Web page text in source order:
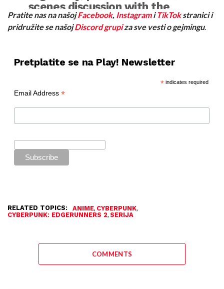
scenes discussion with the
creators bringing it to life.
featuring Director Kai Ikarashi,
Showrunner Bartosz…
pic.twitter.com/ESFZ8qvkOY
— Cyberpunk: Edgerunners
(@edgerunners)May 25, 2026
Pratite nas na našojFacebook, InstagramiTikTokstranici i
pridružite se našojDiscord grupiza sve vesti o gejmingu.
Pretplatite se na Play! Newsletter
*indicates required
Email Address *
RELATED TOPICS: ANIME, CYBERPUNK,
CYBERPUNK: EDGERUNNERS 2, SERIJA
COMMENTS